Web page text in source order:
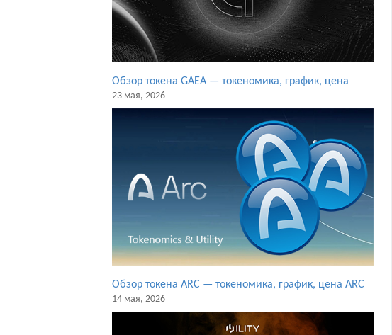
Обзор токена GAEA — токеномика, график, цена
23 мая, 2026
Обзор токена ARC — токеномика, график, цена ARC
14 мая, 2026